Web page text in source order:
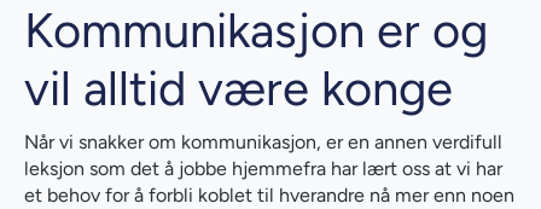
Kommunikasjon er og
vil alltid være konge
Når vi snakker om kommunikasjon, er en annen verdifull
leksjon som det å jobbe hjemmefra har lært oss at vi har
et behov for å forbli koblet til hverandre nå mer enn noen